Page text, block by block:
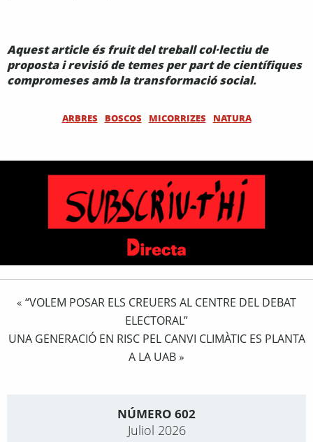
Aquest article és fruit del treball col·lectiu de
proposta i revisió de temes per part de científiques
compromeses amb la transformació social.
ARBRES BOSCOS MICORRIZES NATURA
« “VOLEM POSAR ELS CREUERS AL CENTRE DEL DEBAT
ELECTORAL”
UNA GENERACIÓ EN RISC PEL CANVI CLIMÀTIC ES PLANTA
A LA UAB »
NÚMERO 602
Juliol 2026